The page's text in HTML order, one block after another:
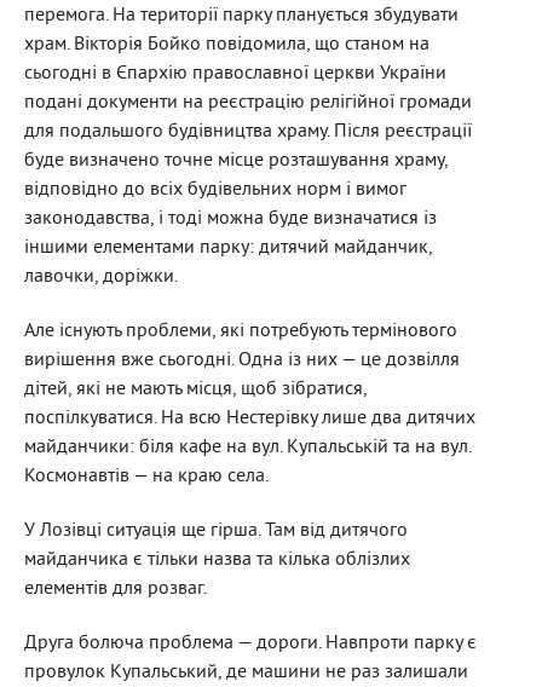
перемога. На території парку планується збудувати
храм. Вікторія Бойко повідомила, що станом на
сьогодні в Єпархію православної церкви України
подані документи на реєстрацію релігійної громади
для подальшого будівництва храму. Після реєстрації
буде визначено точне місце розташування храму,
відповідно до всіх будівельних норм і вимог
законодавства, і тоді можна буде визначатися із
іншими елементами парку: дитячий майданчик,
лавочки, доріжки.
Але існують проблеми, які потребують термінового
вирішення вже сьогодні. Одна із них — це дозвілля
дітей, які не мають місця, щоб зібратися,
поспілкуватися. На всю Нестерівку лише два дитячих
майданчики: біля кафе на вул. Купальській та на вул.
Космонавтів — на краю села.
У Лозівці ситуація ще гірша. Там від дитячого
майданчика є тільки назва та кілька облізлих
елементів для розваг.
Друга болюча проблема — дороги. Навпроти парку є
провулок Купальський, де машини не раз залишали